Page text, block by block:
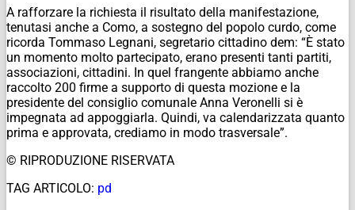
A rafforzare la richiesta il risultato della manifestazione,
tenutasi anche a Como, a sostegno del popolo curdo, come
ricorda Tommaso Legnani, segretario cittadino dem: “È stato
un momento molto partecipato, erano presenti tanti partiti,
associazioni, cittadini. In quel frangente abbiamo anche
raccolto 200 firme a supporto di questa mozione e la
presidente del consiglio comunale Anna Veronelli si è
impegnata ad appoggiarla. Quindi, va calendarizzata quanto
prima e approvata, crediamo in modo trasversale”.
© RIPRODUZIONE RISERVATA
TAG ARTICOLO: pd